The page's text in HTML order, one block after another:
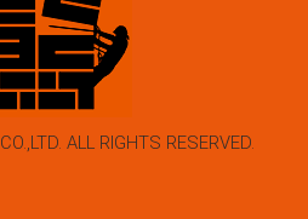
ALL RIGHTS RESERVED.